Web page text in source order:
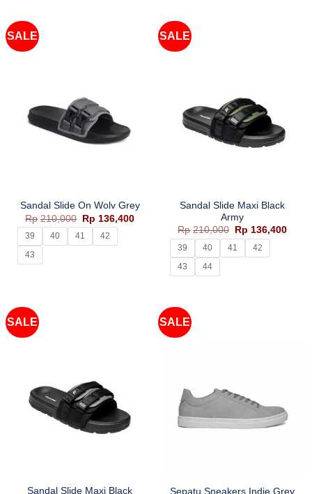
SALE
Sandal Slide On Wolv Grey
Rp 210,000
Harga
aslinya
adalah:
Rp210,000.
Rp 136,400Harga
39 40 41
42
43
SALE
Sandal Slide Maxi Black
Army
Rp 210,000
Harga
aslinya
adalah:
Rp210,000.
Rp 136,400
39 40 41
42
43
44
SALE
Sandal Slide Maxi Black
SALE
Sepatu Sneakers Indie Grey